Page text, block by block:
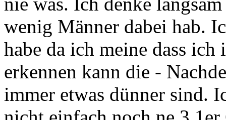
wenig Männer dabei hab.
habe da ich meine dass
erkennen kann die -
immer etwas dünner sind.